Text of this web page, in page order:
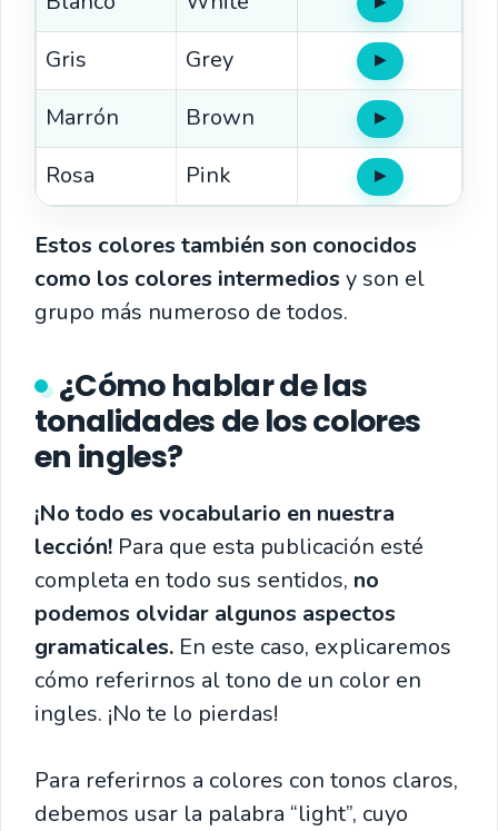
Oír
Gris Grey ▶Oír
Marrón Brown ▶Oír
Rosa Pink ▶Oír
Estos colores también son conocidos
como los colores intermedios y son el
grupo más numeroso de todos.
¿Cómo hablar de las
tonalidades de los colores
en ingles?
¡No todo es vocabulario en nuestra
lección! Para que esta publicación esté
completa en todo sus sentidos, no
podemos olvidar algunos aspectos
gramaticales. En este caso, explicaremos
cómo referirnos al tono de un color en
ingles. ¡No te lo pierdas!
Para referirnos a colores con tonos claros,
debemos usar la palabra “light”, cuyo